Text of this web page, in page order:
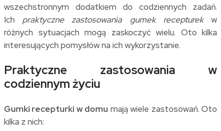
wszechstronnym dodatkiem do codziennych zadań.
Ich praktyczne zastosowania gumek recepturekw
różnych sytuacjach mogą zaskoczyć wielu. Oto kilka
interesujących pomysłów na ich wykorzystanie.
Praktyczne zastosowania w
codziennym życiu
Gumki recepturki w domu mają wiele zastosowań. Oto
kilka z nich: